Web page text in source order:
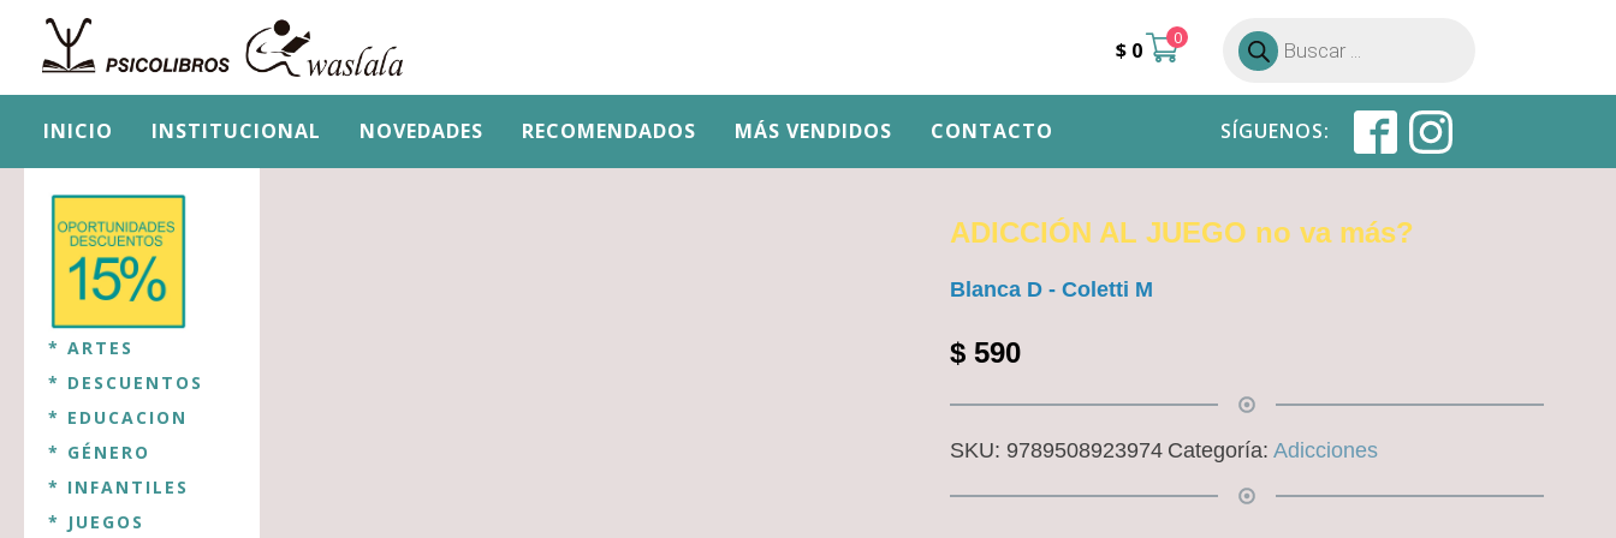
$ 0 0
Búsqueda
de
productos
INICIO INSTITUCIONAL NOVEDADES RECOMENDADOS MÁS VENDIDOS CONTACTO SÍGUENOS:
* ARTES
* DESCUENTOS
* EDUCACION
* GÉNERO
* INFANTILES
* JUEGOS
ADICCIÓN AL JUEGO no va más?
Blanca D - Coletti M
$590
SKU: 9789508923974 Categoría: Adicciones